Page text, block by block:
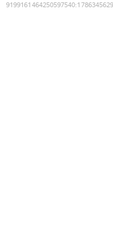
9199161464250597540:1786345629